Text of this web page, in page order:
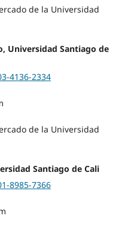
de la Universidad
Universidad Santiago de
4136-2334
de la Universidad
Santiago de Cali
8985-7366